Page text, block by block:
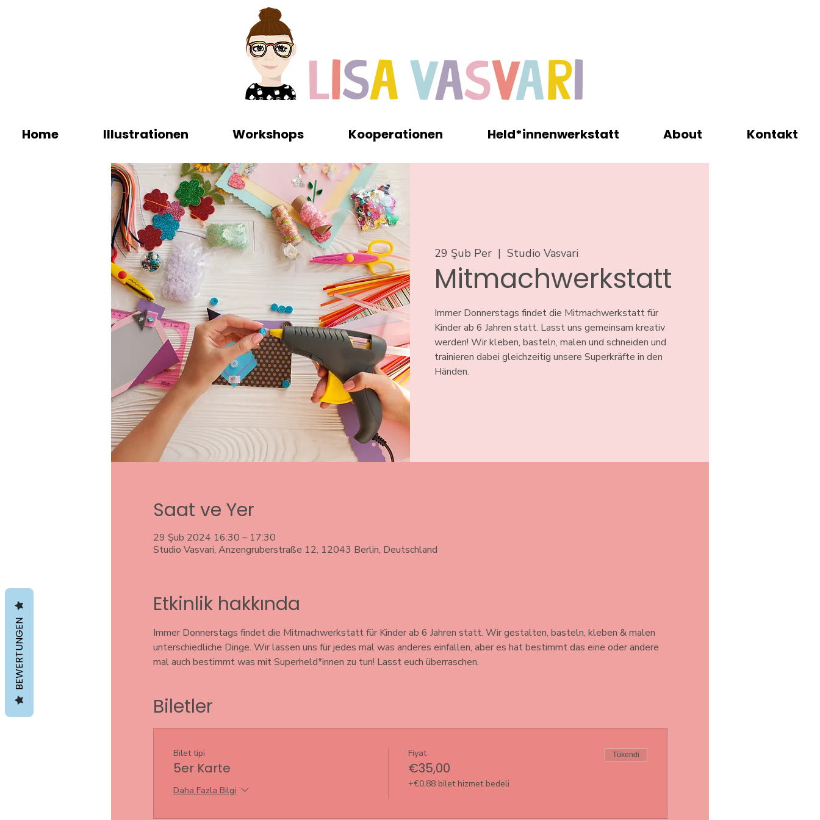
Home Illustrationen Workshops Kooperationen Held*innenwerkstatt About Kontakt
29 Şub Per
  |
Studio Vasvari
Mitmachwerkstatt
Immer Donnerstags findet die Mitmachwerkstatt für
Kinder ab 6 Jahren statt. Lasst uns gemeinsam kreativ
werden! Wir kleben, basteln, malen und schneiden und
trainieren dabei gleichzeitig unsere Superkräfte in den
Händen.
Saat ve Yer
29 Şub 2024 16:30 – 17:30
Studio Vasvari, Anzengruberstraße 12, 12043 Berlin, Deutschland
Etkinlik hakkında
Immer Donnerstags findet die Mitmachwerkstatt für Kinder ab 6 Jahren statt. Wir gestalten, basteln, kleben & malen
unterschiedliche Dinge. Wir lassen uns für jedes mal was anderes einfallen, aber es hat bestimmt das eine oder andere
mal auch bestimmt was mit Superheld*innen zu tun! Lasst euch überraschen.
Biletler
Bilet tipi
5er Karte
Daha Fazla Bilgi
Fiyat
€35,00
+€0,88 bilet hizmet bedeli
Tükendi
BEWERTUNGEN